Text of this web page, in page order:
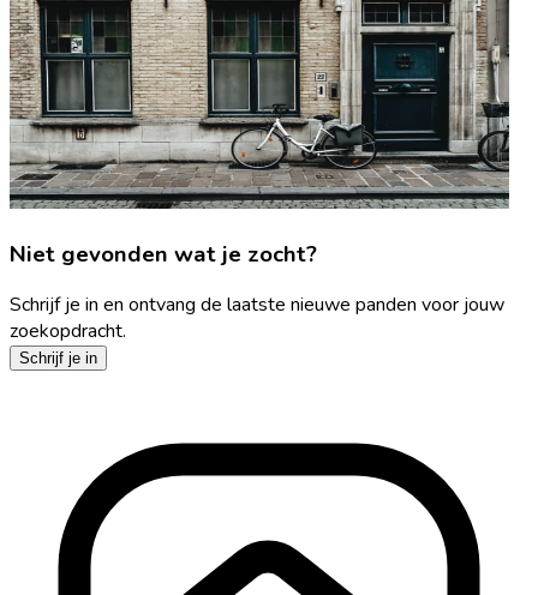
Niet gevonden wat je zocht?
Schrijf je in en ontvang de laatste nieuwe panden voor jouw
zoekopdracht.
Schrijf je in